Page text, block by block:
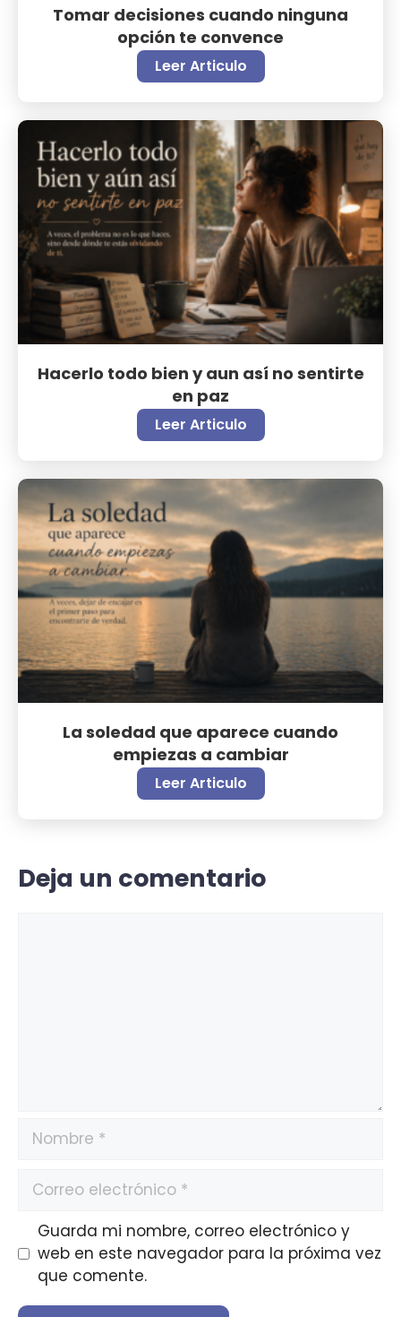
Tomar decisiones cuando ninguna
opción te convence
Leer Articulo
Hacerlo todo bien y aun así no sentirte
en paz
Leer Articulo
La soledad que aparece cuando
empiezas a cambiar
Leer Articulo
Deja un comentario
Guarda mi nombre, correo electrónico y
web en este navegador para la próxima vez
que comente.